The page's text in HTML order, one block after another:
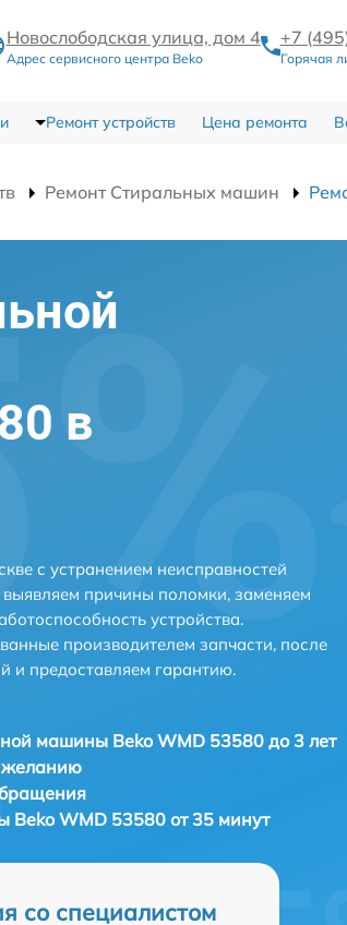
Новослободская улица, дом 4
Адрес сервисного центра Beko
+7
Горячая
Ремонт устройств Цена ремонта
Ремонт Стиральных машин
в
с устранением неисправностей
причины поломки, заменяем
устройства.
производителем запчасти, после
и предоставляем гарантию.
машины Beko WMD 53580 до 3 лет
желанию
Beko WMD 53580 от 35 минут
со специалистом